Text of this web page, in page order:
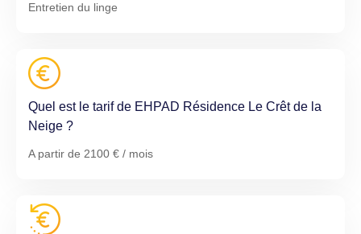
Entretien du linge
Quel est le tarif de EHPAD Résidence Le Crêt de la
Neige ?
A partir de 2100 € / mois